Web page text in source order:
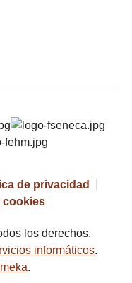
de privacidad
cookies
los derechos.
informáticos.
.